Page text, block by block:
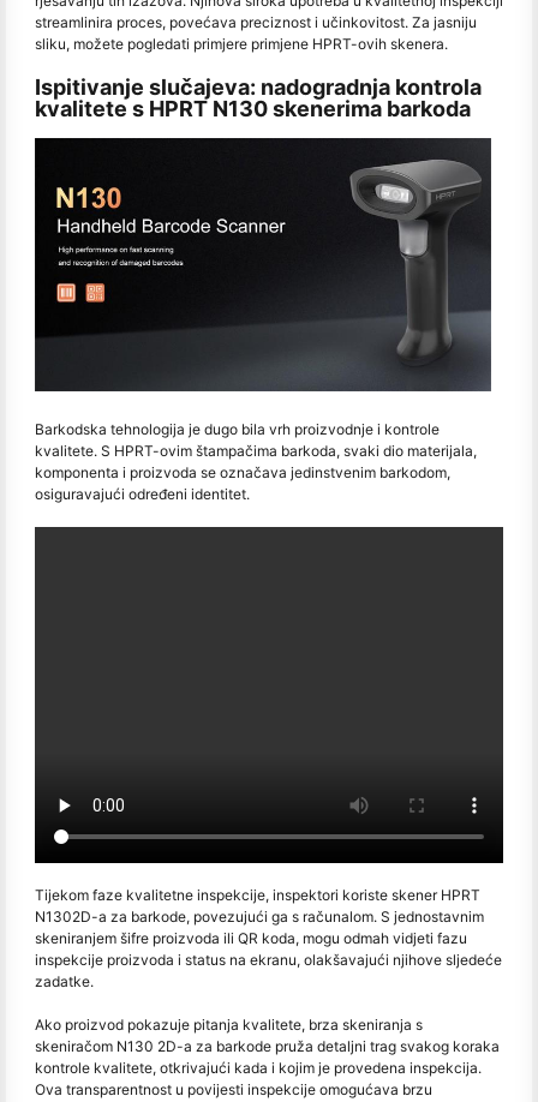
streamlinira proces, povećava preciznost i učinkovitost. Za jasniju
sliku, možete pogledati primjere primjene HPRT-ovih skenera.
Ispitivanje slučajeva: nadogradnja kontrola
kvalitete s HPRT N130 skenerima barkoda
Barkodska tehnologija je dugo bila vrh proizvodnje i kontrole
kvalitete. S HPRT-ovim štampačima barkoda, svaki dio materijala,
komponenta i proizvoda se označava jedinstvenim barkodom,
osiguravajući određeni identitet.
Tijekom faze kvalitetne inspekcije, inspektori koriste skener HPRT
N1302D-a za barkode, povezujući ga s računalom. S jednostavnim
skeniranjem šifre proizvoda ili QR koda, mogu odmah vidjeti fazu
inspekcije proizvoda i status na ekranu, olakšavajući njihove sljedeće
zadatke.
Ako proizvod pokazuje pitanja kvalitete, brza skeniranja s
skeniračom N130 2D-a za barkode pruža detaljni trag svakog koraka
kontrole kvalitete, otkrivajući kada i kojim je provedena inspekcija.
Ova transparentnost u povijesti inspekcije omogućava brzu